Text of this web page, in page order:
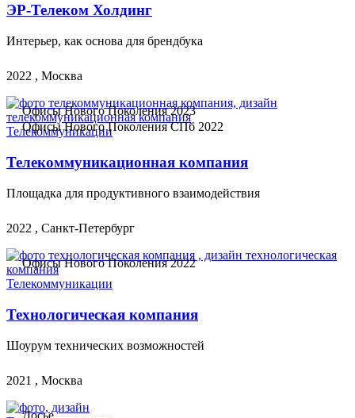
ЭР-Телеком Холдинг
Интерьер, как основа для брендбука
2022 , Москва
Офисы Нового Поколения 2023
Офисы Нового Поколения СПб 2022
Телекоммуникации
Телекоммуникационная компания
Площадка для продуктивного взаимодействия
2022 , Санкт-Петербург
Офисы Нового Поколения 2022
Телекоммуникации
Технологическая компания
Шоурум технических возможностей
2021 , Москва